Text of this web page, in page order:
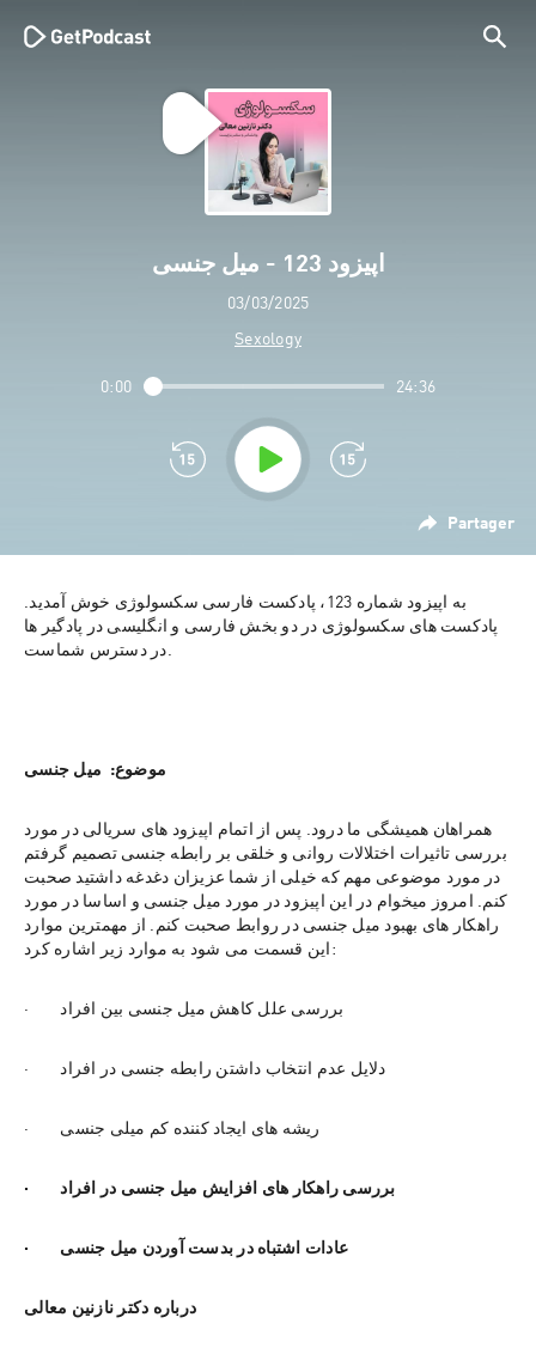
اپیزود 123 - میل جنسی
03/03/2025
Sexology
Partager
0:00 24:36
به اپیزود شماره 123، پادکست فارسی سکسولوژی خوش آمدید.
پادکست های سکسولوژی در دو بخش فارسی و انگلیسی در پادگیر ها
در دسترس شماست.
موضوع:  میل جنسی
همراهان همیشگی ما درود. پس از اتمام اپیزود های سریالی در مورد
بررسی تاثیرات اختلالات روانی و خلقی بر رابطه جنسی تصمیم گرفتم
در مورد موضوعی مهم که خیلی از شما عزیزان دغدغه داشتید صحبت
کنم. امروز میخوام در این اپیزود در مورد میل جنسی و اساسا در مورد
راهکار های بهبود میل جنسی در روابط صحبت کنم. از مهمترین موارد
این قسمت می شود به موارد زیر اشاره کرد:
·        بررسی علل کاهش میل جنسی بین افراد
·        دلایل عدم انتخاب داشتن رابطه جنسی در افراد
·        ریشه های ایجاد کننده کم میلی جنسی
·        بررسی راهکار های افزایش میل جنسی در افراد
·        عادات اشتباه در بدست آوردن میل جنسی
درباره دکتر نازنین معالی